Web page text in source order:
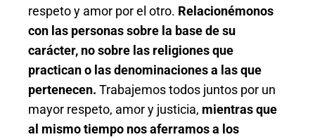
respeto y amor por el otro. Relacionémonos
con las personas sobre la base de su
carácter, no sobre las religiones que
practican o las denominaciones a las que
pertenecen.Trabajemos todos juntos por un
mayor respeto, amor y justicia, mientras que
al mismo tiempo nos aferramos a los